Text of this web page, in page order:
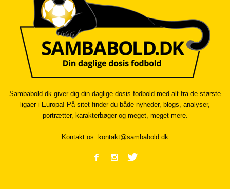
Sambabold.dk giver dig din daglige dosis fodbold med alt fra de største
ligaer i Europa! På sitet finder du både nyheder, blogs, analyser,
portrætter, karakterbøger og meget, meget mere.
Kontakt os: kontakt@sambabold.dk